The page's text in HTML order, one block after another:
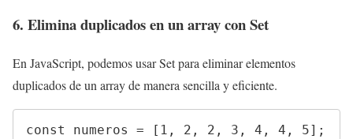
6. Elimina duplicados en un array con Set
En JavaScript, podemos usar Set para eliminar elementos
duplicados de un array de manera sencilla y eficiente.
const numeros = [1, 2, 2, 3, 4, 4, 5];